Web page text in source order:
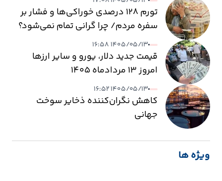
تورم ۱۲۸ درصدی خوراکی‌ها و فشار بر
سفره مردم/ چرا گرانی تمام نمی‌شود؟
۱۴۰۵/۰۵/۱۳ ۱۶:۵۸
قیمت جدید دلار، یورو و سایر ارزها
امروز ۱۳ مردادماه ۱۴۰۵
۱۴۰۵/۰۵/۱۳ ۱۶:۵۲
کاهش نگران‌کننده ذخایر سوخت
جهانی
ویژه ها